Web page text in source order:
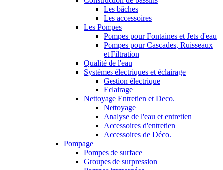
Les bâches
Les accessoires
Les Pompes
Pompes pour Fontaines et Jets d'eau
Pompes pour Cascades, Ruisseaux
et Filtration
Qualité de l'eau
Systèmes électriques et éclairage
Gestion électrique
Eclairage
Nettoyage Entretien et Deco.
Nettoyage
Analyse de l'eau et entretien
Accessoires d'entretien
Accessoires de Déco.
Pompage
Pompes de surface
Groupes de surpression